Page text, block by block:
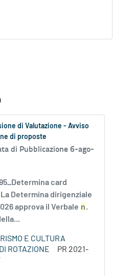
di Valutazione - Avviso
di proposte
di Pubblicazione 6-ago-
card
Determina dirigenziale
approva il Verbale n.
E CULTURA
ROTAZIONE
PR 2021-